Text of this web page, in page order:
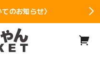
のお知らせ〉